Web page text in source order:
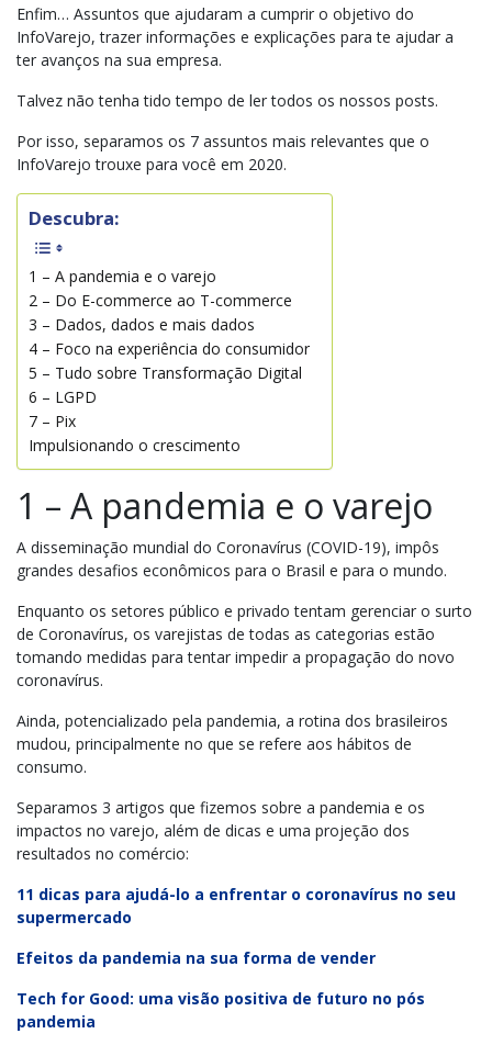
Enfim… Assuntos que ajudaram a cumprir o objetivo do
InfoVarejo, trazer informações e explicações para te ajudar a
ter avanços na sua empresa.
Talvez não tenha tido tempo de ler todos os nossos posts.
Por isso, separamos os 7 assuntos mais relevantes que o
InfoVarejo trouxe para você em 2020.
Descubra:
1 – A pandemia e o varejo
2 – Do E-commerce ao T-commerce
3 – Dados, dados e mais dados
4 – Foco na experiência do consumidor
5 – Tudo sobre Transformação Digital
6 – LGPD
7 – Pix
Impulsionando o crescimento
1 – A pandemia e o varejo
A disseminação mundial do Coronavírus (COVID-19), impôs
grandes desafios econômicos para o Brasil e para o mundo.
Enquanto os setores público e privado tentam gerenciar o surto
de Coronavírus, os varejistas de todas as categorias estão
tomando medidas para tentar impedir a propagação do novo
coronavírus.
Ainda, potencializado pela pandemia, a rotina dos brasileiros
mudou, principalmente no que se refere aos hábitos de
consumo.
Separamos 3 artigos que fizemos sobre a pandemia e os
impactos no varejo, além de dicas e uma projeção dos
resultados no comércio:
11 dicas para ajudá-lo a enfrentar o coronavírus no seu
supermercado
Efeitos da pandemia na sua forma de vender
Tech for Good: uma visão positiva de futuro no pós
pandemia